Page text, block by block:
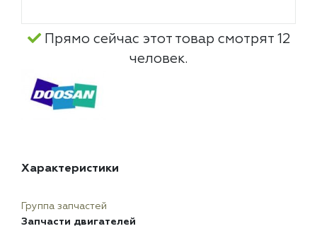
Прямо сейчас этот товар смотрят 12
человек.
Характеристики
Группа запчастей
Запчасти двигателей